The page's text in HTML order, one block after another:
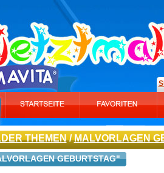
THEMEN/MALVORLAGEN
GEBURTSTAG"